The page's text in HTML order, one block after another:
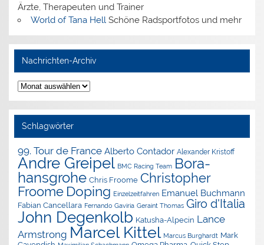
Ärzte, Therapeuten und Trainer
World of Tana HellSchöne Radsportfotos und mehr
Nachrichten-Archiv
Nachrichten-
Archiv
Schlagwörter
99. Tour de France Alberto Contador Alexander Kristoff
Andre Greipel BMC Racing Team Bora-
hansgrohe Chris Froome Christopher
Froome Doping Einzelzeitfahren Emanuel Buchmann
Fabian Cancellara Fernando Gaviria Geraint Thomas Giro d'Italia
John Degenkolb Katusha-Alpecin Lance
Armstrong Marcel Kittel Marcus Burghardt Mark